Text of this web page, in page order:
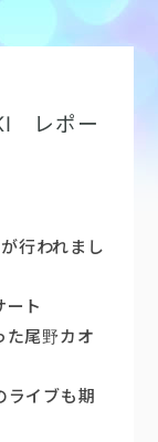
レポー
行われまし
ート
た尾野カオ
ライブも期